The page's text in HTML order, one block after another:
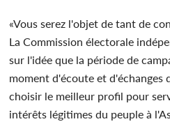
«Vous serez l'objet de tant de
La Commission électorale
sur l'idée que la période de
moment d'écoute et d'échanges
choisir le meilleur profil pour
intérêts légitimes du peuple à